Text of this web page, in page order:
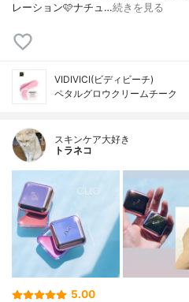
レーション🩷ナチュ…続きを見る
VIDIVICI(ビディビーチ)
ペタルグロウクリームチーク
スキンケア大好き
トラネコ
5.00